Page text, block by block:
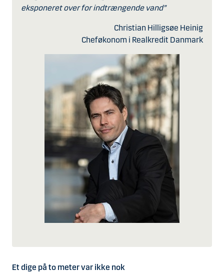
eksponeret over for indtrængende vand”
Christian Hilligsøe Heinig
Cheføkonom i Realkredit Danmark
Et dige på to meter var ikke nok